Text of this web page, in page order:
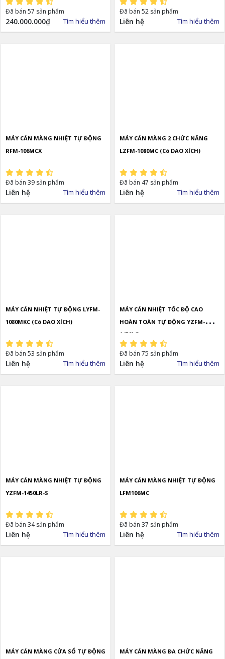
Đã bán 57 sản phẩm
240.000.000₫ Tìm hiểu thêm
Đã bán 52 sản phẩm
Liên hệ Tìm hiểu thêm
MÁY CÁN MÀNG NHIỆT TỰ ĐỘNG
RFM-106MCX
Đã bán 39 sản phẩm
Liên hệ Tìm hiểu thêm
MÁY CÁN MÀNG 2 CHỨC NĂNG
LZFM-1080MC (Có DAO XÍCH)
Đã bán 47 sản phẩm
Liên hệ Tìm hiểu thêm
MÁY CÁN NHIỆT TỰ ĐỘNG LYFM-
1080MKC (Có DAO XÍCH)
Đã bán 53 sản phẩm
Liên hệ Tìm hiểu thêm
MÁY CÁN NHIỆT TỐC ĐỘ CAO
HOÀN TOÀN TỰ ĐỘNG YZFM-
1450LG
Đã bán 75 sản phẩm
Liên hệ Tìm hiểu thêm
MÁY CÁN MÀNG NHIỆT TỰ ĐỘNG
YZFM-1450LR-S
Đã bán 34 sản phẩm
Liên hệ Tìm hiểu thêm
MÁY CÁN MÀNG NHIỆT TỰ ĐỘNG
LFM106MC
Đã bán 37 sản phẩm
Liên hệ Tìm hiểu thêm
MÁY CÁN MÀNG CỬA SỔ TỰ ĐỘNG
MÁY CÁN MÀNG ĐA CHỨC NĂNG